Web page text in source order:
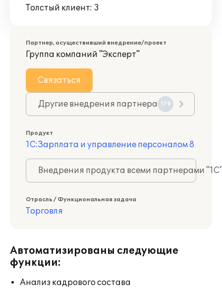
Толстый клиент: 3
Партнер, осуществивший внедрение/проект
Группа компаний "Эксперт"
Связаться
Другие внедрения партнера 179
Продукт
1С:Зарплата и управление персоналом 8
Внедрения продукта всеми партнерами
Отрасль / Функциональная задача
Торговля
Автоматизированы следующие
функции:
Анализ кадрового состава